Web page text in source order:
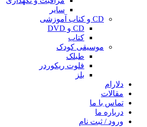
سایر
CD و کتاب آموزشی
CD و DVD
کتاب
موسیقی کودک
طبلک
فلوت ریکوردر
بلز
دلارام
مقالات
تماس با ما
درباره ما
ورود / ثبت نام